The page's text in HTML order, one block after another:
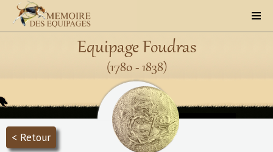
Equipage Foudras
(1780 - 1838)
< Retour